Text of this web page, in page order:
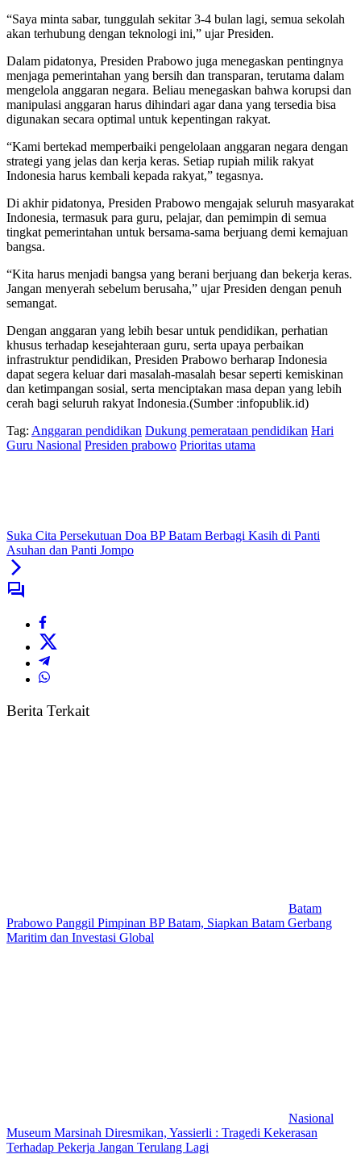
“Saya minta sabar, tunggulah sekitar 3-4 bulan lagi, semua sekolah
akan terhubung dengan teknologi ini,” ujar Presiden.
Dalam pidatonya, Presiden Prabowo juga menegaskan pentingnya
menjaga pemerintahan yang bersih dan transparan, terutama dalam
mengelola anggaran negara. Beliau menegaskan bahwa korupsi dan
manipulasi anggaran harus dihindari agar dana yang tersedia bisa
digunakan secara optimal untuk kepentingan rakyat.
“Kami bertekad memperbaiki pengelolaan anggaran negara dengan
strategi yang jelas dan kerja keras. Setiap rupiah milik rakyat
Indonesia harus kembali kepada rakyat,” tegasnya.
Di akhir pidatonya, Presiden Prabowo mengajak seluruh masyarakat
Indonesia, termasuk para guru, pelajar, dan pemimpin di semua
tingkat pemerintahan untuk bersama-sama berjuang demi kemajuan
bangsa.
“Kita harus menjadi bangsa yang berani berjuang dan bekerja keras.
Jangan menyerah sebelum berusaha,” ujar Presiden dengan penuh
semangat.
Dengan anggaran yang lebih besar untuk pendidikan, perhatian
khusus terhadap kesejahteraan guru, serta upaya perbaikan
infrastruktur pendidikan, Presiden Prabowo berharap Indonesia
dapat segera keluar dari masalah-masalah besar seperti kemiskinan
dan ketimpangan sosial, serta menciptakan masa depan yang lebih
cerah bagi seluruh rakyat Indonesia.(Sumber :infopublik.id)
Tag: Anggaran pendidikan Dukung pemerataan pendidikan Hari
Guru Nasional Presiden prabowo Prioritas utama
Suka Cita Persekutuan Doa BP Batam Berbagi Kasih di Panti
Asuhan dan Panti Jompo
Berita Terkait
Batam
Prabowo Panggil Pimpinan BP Batam, Siapkan Batam Gerbang
Maritim dan Investasi Global
Nasional
Museum Marsinah Diresmikan, Yassierli : Tragedi Kekerasan
Terhadap Pekerja Jangan Terulang Lagi